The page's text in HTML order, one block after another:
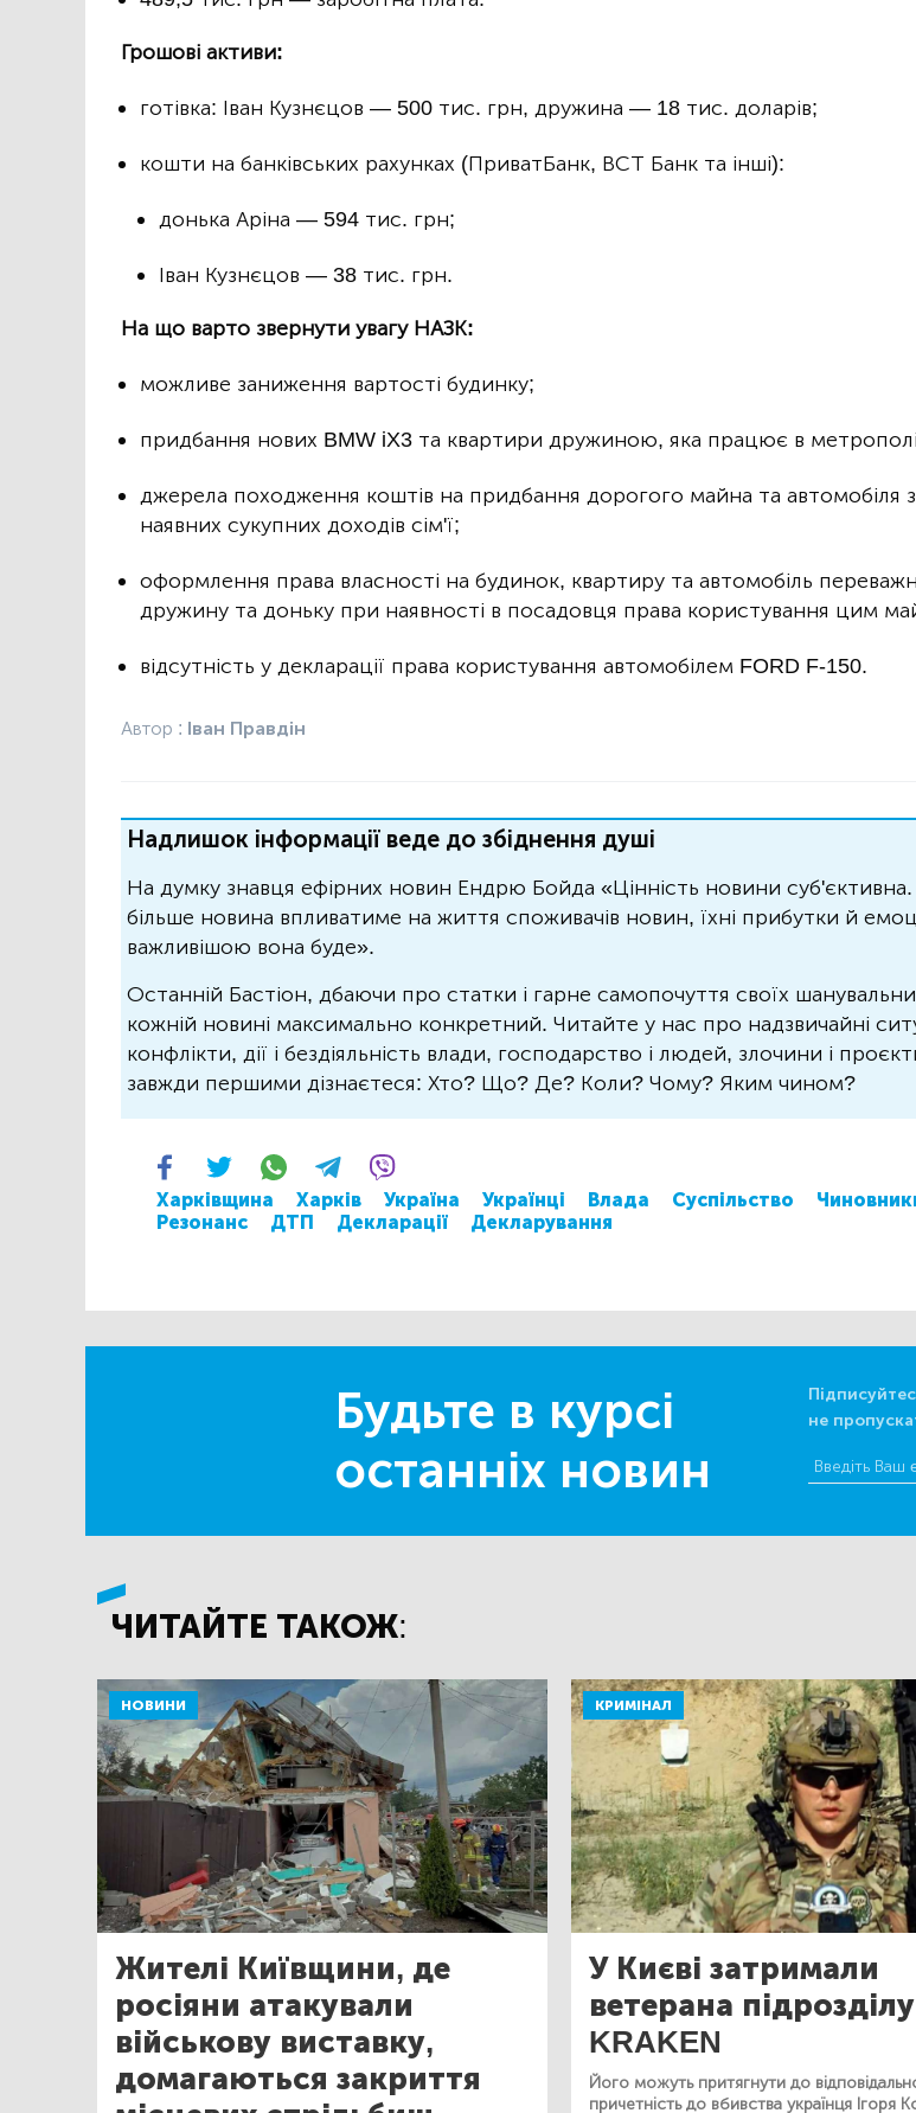
Грошові активи:
готівка: Іван Кузнєцов — 500 тис. грн, дружина — 18 тис. доларів;
кошти на банківських рахунках (ПриватБанк, ВСТ Банк та інші):
донька Аріна — 594 тис. грн;
Іван Кузнєцов — 38 тис. грн.
На що варто звернути увагу НАЗК:
можливе заниження вартості будинку;
придбання нових BMW iX3 та квартири дружиною, яка працює в
джерела походження коштів на придбання дорогого майна та автомобіля
наявних сукупних доходів сім'ї;
оформлення права власності на будинок, квартиру та автомобіль
дружину та доньку при наявності в посадовця права користування цим
відсутність у декларації права користування автомобілем FORD F-150.
Автор : Іван Правдін
Надлишок інформації веде до збіднення душі
На думку знавця ефірних новин Ендрю Бойда «Цінність новини
більше новина впливатиме на життя споживачів новин, їхні прибутки й
важливішою вона буде».
Останній Бастіон, дбаючи про статки і гарне самопочуття своїх
кожній новині максимально конкретний. Читайте у нас про надзвичайні
конфлікти, дії і бездіяльність влади, господарство і людей, злочини і
завжди першими дізнаєтеся: Хто? Що? Де? Коли? Чому? Яким чином?
Харківщина Харків Україна Українці Влада Суспільство
Резонанс
ДТП Декларації Декларування
Будьте в курсі
останніх новин
не
ЧИТАЙТЕ ТАКОЖ:
НОВИНИ
Жителі Київщини, де
росіяни атакували
військову виставку,
домагаються закриття
КРИМІНАЛ
У Києві затримали
ветерана підрозділу
KRAKEN
Його можуть притягнути до
причетність до вбивства українця Ігоря